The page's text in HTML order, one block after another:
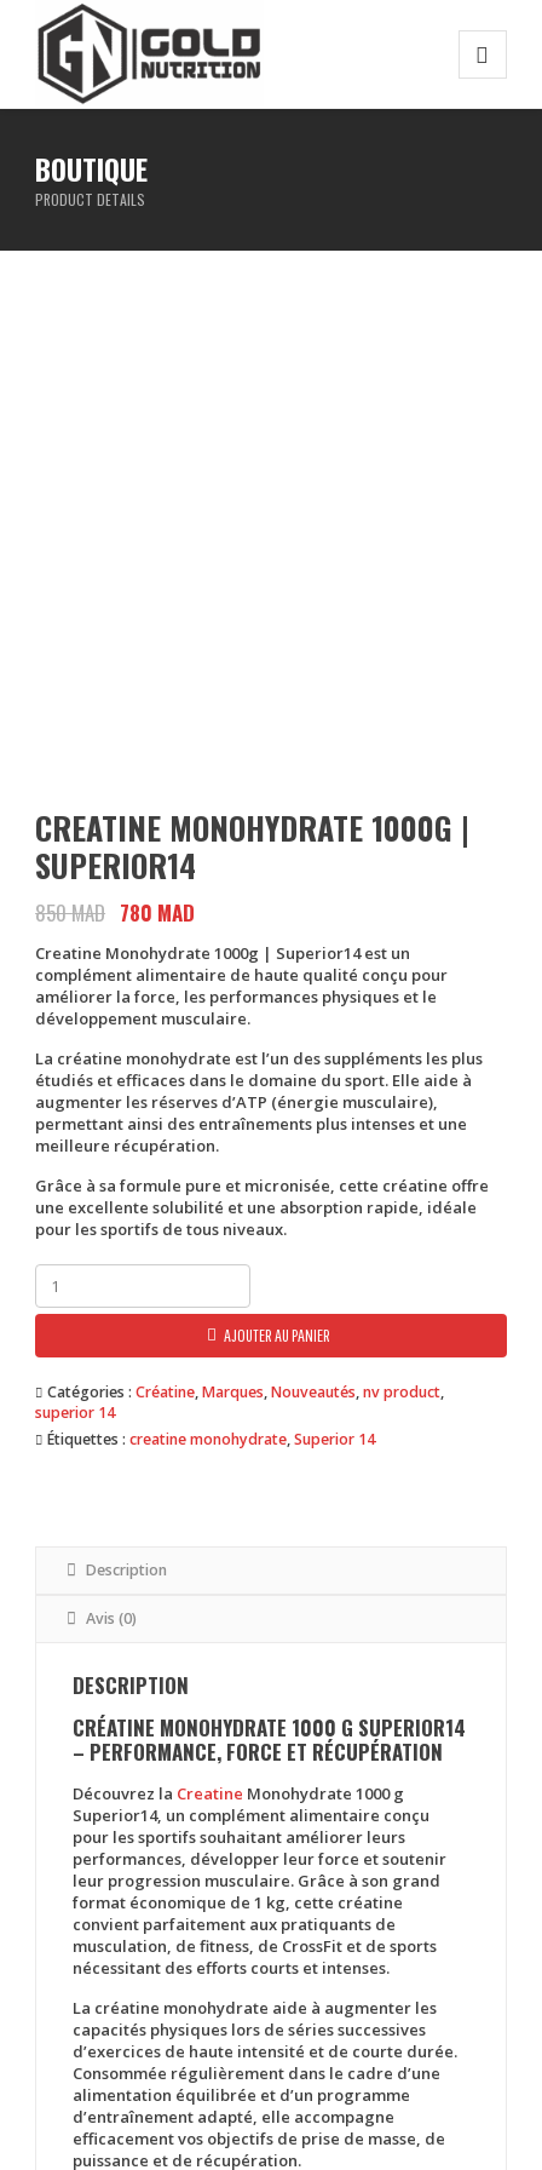
BOUTIQUE
PRODUCT DETAILS
CREATINE MONOHYDRATE 1000G |
SUPERIOR14
850MAD Le
initial
était :
850 MAD.
780 MAD
actuel
est :
780 MAD.
Creatine Monohydrate 1000g | Superior14est un
complément alimentaire de haute qualité conçu pour
améliorer la force, les performances physiques et le
développement musculaire.
La créatine monohydrate est l’un des suppléments les plus
étudiés et efficaces dans le domaine du sport. Elle aide à
augmenter les réserves d’ATP (énergie musculaire),
permettant ainsi des entraînements plus intenses et une
meilleure récupération.
Grâce à sa formule pure et micronisée, cette créatine offre
une excellente solubilité et une absorption rapide, idéale
pour les sportifs de tous niveaux.
quantité
Creatine
1000g
|
Superior14
AJOUTER AU PANIER
Catégories :Créatine,Marques,Nouveautés,nv product,
superior 14
Étiquettes :creatine monohydrate,Superior 14
Description
Avis (0)
DESCRIPTION
CRÉATINE MONOHYDRATE 1000 G SUPERIOR14
– PERFORMANCE, FORCE ET RÉCUPÉRATION
Découvrez la Creatine Monohydrate 1000 g
Superior14, un complément alimentaire conçu
pour les sportifs souhaitant améliorer leurs
performances, développer leur force et soutenir
leur progression musculaire. Grâce à son grand
format économique de1 kg, cette créatine
convient parfaitement aux pratiquants de
musculation, de fitness, de CrossFit et de sports
nécessitant des efforts courts et intenses.
La créatine monohydrate aide à augmenter les
capacités physiques lors de séries successives
d’exercices de haute intensité et de courte durée.
Consommée régulièrement dans le cadre d’une
alimentation équilibrée et d’un programme
d’entraînement adapté, elle accompagne
efficacement vos objectifs de prise de masse, de
puissance et de récupération.